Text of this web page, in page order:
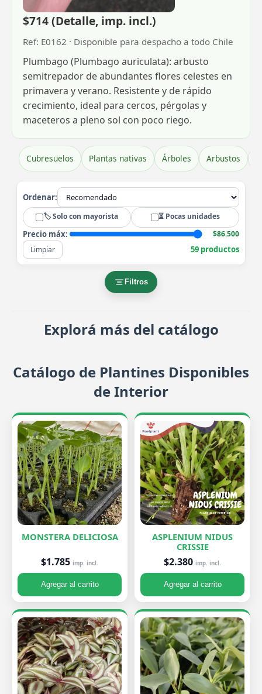
$714 (Detalle, imp. incl.)
Ref: E0162 · Disponible para despacho a todo Chile
Plumbago (Plumbago auriculata): arbusto
semitrepador de abundantes flores celestes en
primavera y verano. Resistente y de rápido
crecimiento, ideal para cercos, pérgolas y
maceteros a pleno sol con poco riego.
Cubresuelos Plantas nativas Árboles Arbustos
Ordenar:
🏷️ Solo con mayorista ⏳ Pocas unidades
Precio máx:
$86.500
Limpiar
59 productos
Filtros
Explorá más del catálogo
Catálogo de Plantines Disponibles
de Interior
MONSTERA DELICIOSA
$1.785 imp. incl.
Agregar al carrito
ASPLENIUM NIDUS
CRISSIE
$2.380 imp. incl.
Agregar al carrito